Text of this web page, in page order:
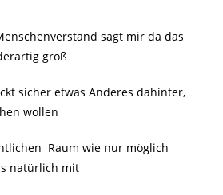
sagt mir da das
groß
sicher etwas Anderes dahinter,
wollen
Raum wie nur möglich
natürlich mit